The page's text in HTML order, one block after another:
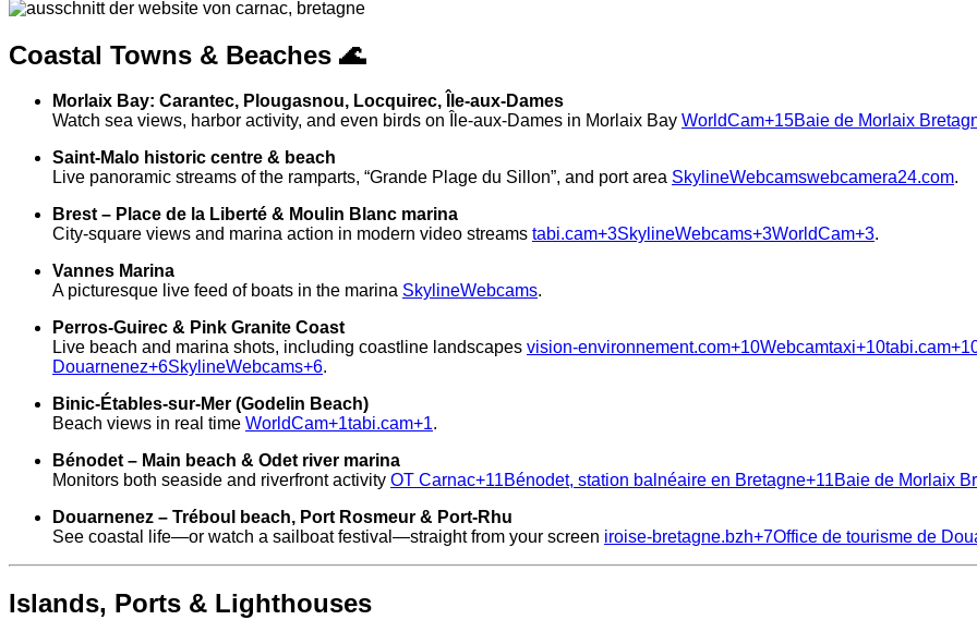
Coastal Towns & Beaches 🌊
Morlaix Bay: Carantec, Plougasnou, Locquirec, Île‑aux‑Dames
Watch sea views, harbor activity, and even birds on Île‑aux‑Dames in Morlaix Bay WorldCam+15Baie de Morlaix
Saint‑Malo historic centre & beach
Live panoramic streams of the ramparts, “Grande Plage du Sillon”, and port area SkylineWebcamswebcamera24.com.
Brest – Place de la Liberté & Moulin Blanc marina
City‑square views and marina action in modern video streams tabi.cam+3SkylineWebcams+3WorldCam+3.
Vannes Marina
A picturesque live feed of boats in the marina SkylineWebcams.
Perros‑Guirec & Pink Granite Coast
Live beach and marina shots, including coastline landscapes vision-environnement.com+10Webcamtaxi+10tabi.cam
Douarnenez+6SkylineWebcams+6.
Binic-Étables-sur-Mer (Godelin Beach)
Beach views in real time WorldCam+1tabi.cam+1.
Bénodet – Main beach & Odet river marina
Monitors both seaside and riverfront activity OT Carnac+11Bénodet, station balnéaire en Bretagne+11Baie de Morlaix
Douarnenez – Tréboul beach, Port Rosmeur & Port‑Rhu
See coastal life—or watch a sailboat festival—straight from your screen iroise-bretagne.bzh+7Office de tourisme de
Islands, Ports & Lighthouses